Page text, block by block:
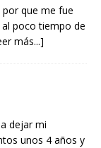
que me fue
poco tiempo de
más...]
dejar mi
unos 4 años y